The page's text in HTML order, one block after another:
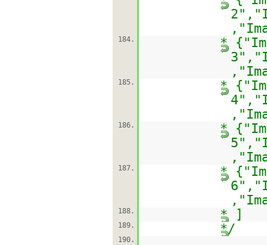
184.
*
185.
*
186.
*
187.
*
188. * ]
189. */
190.